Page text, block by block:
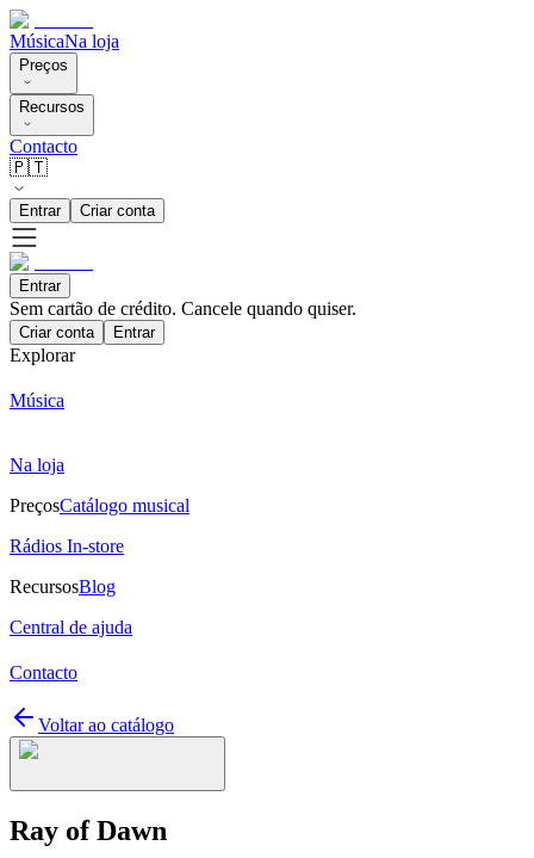
MúsicaNa loja
Preços
Recursos
Contacto
🇵🇹
Entrar Criar conta
Entrar
Sem cartão de crédito. Cancele quando quiser.
Criar conta Entrar
Explorar
Música
Na loja
PreçosCatálogo musical
Rádios In-store
RecursosBlog
Central de ajuda
Contacto
Voltar ao catálogo
Ray of Dawn